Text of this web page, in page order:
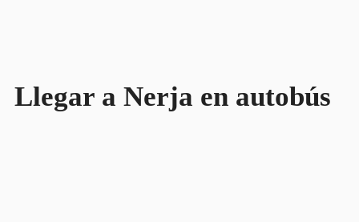
Llegar a Nerja en autobús